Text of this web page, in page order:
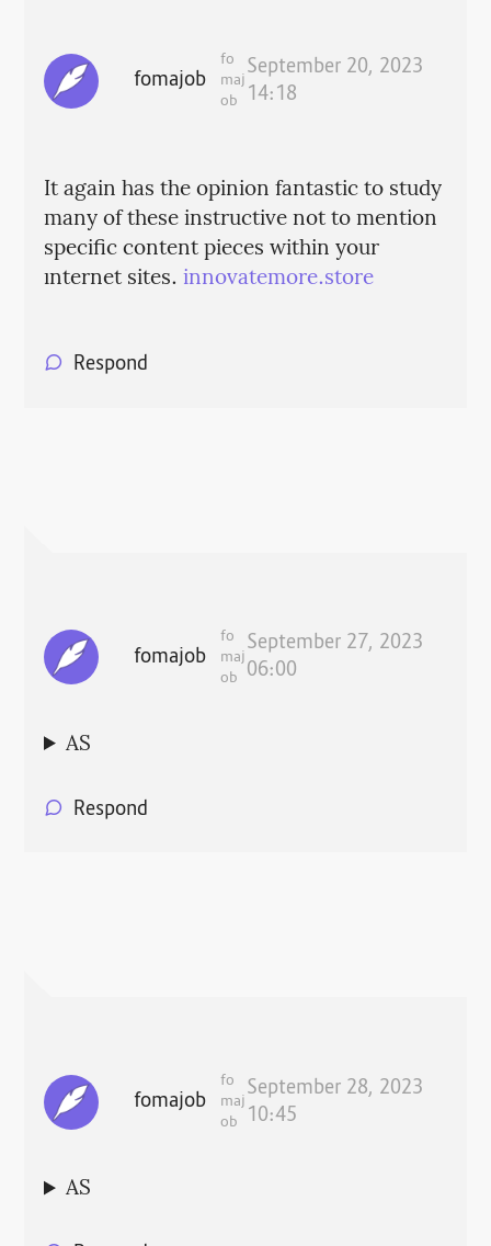
fomajob
fo
maj
ob
September 20, 2023
14:18
It again has the opinion fantastic to study
many of these instructive not to mention
specific content pieces within your
ınternet sites. innovatemore.store
Respond
fomajob
fo
maj
ob
September 27, 2023
06:00
AS
Respond
fomajob
fo
maj
ob
September 28, 2023
10:45
AS